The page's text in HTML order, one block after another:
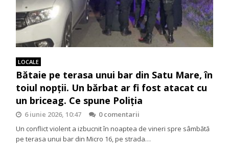
LOCALE
Bătaie pe terasa unui bar din Satu Mare, în
toiul nopții. Un bărbat ar fi fost atacat cu
un briceag. Ce spune Poliția
6 iunie 2026, 10:47
0 comentarii
Un conflict violent a izbucnit în noaptea de vineri spre sâmbătă
pe terasa unui bar din Micro 16, pe strada…